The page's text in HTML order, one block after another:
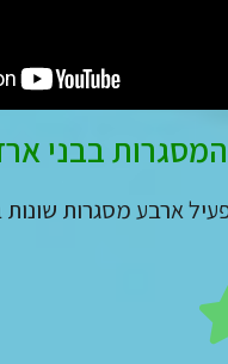
המסגרות בבני
ארבע מסגרות